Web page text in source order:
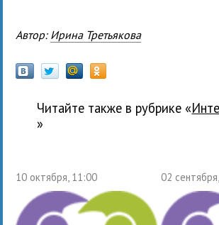
Автор: Ирина Третьякова
Читайте также в рубрике «
»
10 октября, 11:00 02